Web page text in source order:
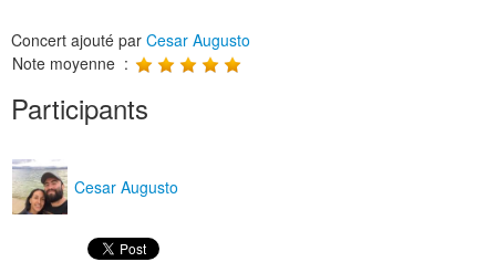
Concert ajouté par Cesar Augusto
Note moyenne :
Participants
Cesar Augusto